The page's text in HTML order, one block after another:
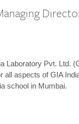
Laboratory Pvt. Ltd.
all aspects of GIA
school in Mumbai.